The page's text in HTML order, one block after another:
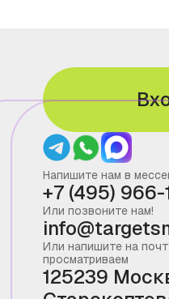
Напишите нам в
+7 (495)
Или позвоните нам!
Или напишите на
просматриваем
125239